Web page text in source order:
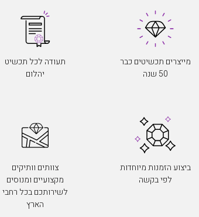
מייצרים תכשיטים כבר
50 שנה
תעודה לכל תכשיט
יהלום
ביצוע הזמנות מיוחדות
לפי בקשה
צוותים וותיקים
מקצועיים ומנוסים
לשירותכם בכל רחבי
הארץ